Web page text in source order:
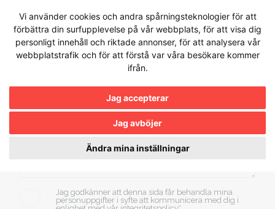
Vi använder cookies och andra spårningsteknologier för att
förbättra din surfupplevelse på vår webbplats, för att visa dig
personligt innehåll och riktade annonser, för att analysera vår
webbplatstrafik och för att förstå var våra besökare kommer
ifrån.
Jag accepterar
Jag avböjer
Ändra mina inställningar
Kontakta HRZ
Jag godkänner att denna sida får behandla mina
personuppgifter i syfte att kommunicera med dig i